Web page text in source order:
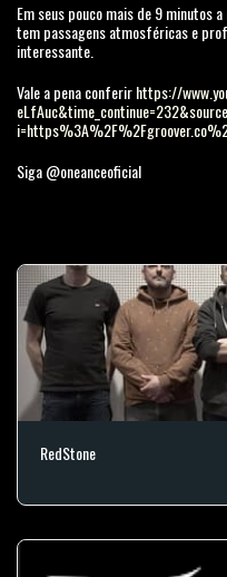
Em seus pouco mais de 9 minutos
tem passagens atmosféricas e
interessante.
Vale a pena conferirhttps://
Siga @oneanceoficial
RedStone